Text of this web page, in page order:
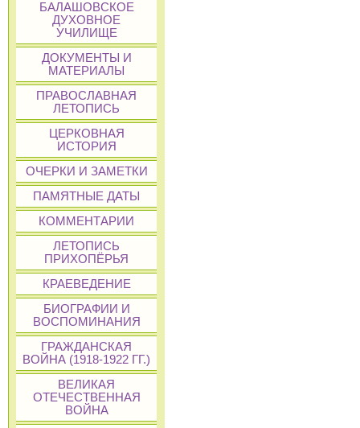
БАЛАШОВСКОЕ
ДУХОВНОЕ
УЧИЛИЩЕ
ДОКУМЕНТЫ И
МАТЕРИАЛЫ
ПРАВОСЛАВНАЯ
ЛЕТОПИСЬ
ЦЕРКОВНАЯ
ИСТОРИЯ
ОЧЕРКИ И ЗАМЕТКИ
ПАМЯТНЫЕ ДАТЫ
КОММЕНТАРИИ
ЛЕТОПИСЬ
ПРИХОПЁРЬЯ
КРАЕВЕДЕНИЕ
БИОГРАФИИ И
ВОСПОМИНАНИЯ
ГРАЖДАНСКАЯ
ВОЙНА (1918-1922 ГГ.)
ВЕЛИКАЯ
ОТЕЧЕСТВЕННАЯ
ВОЙНА